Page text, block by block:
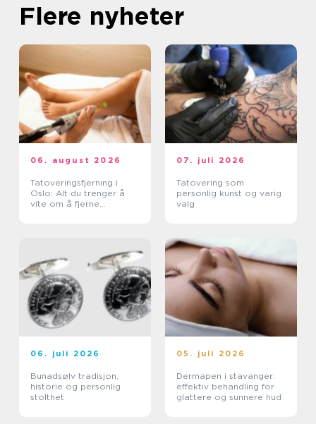
Flere nyheter
06. august 2026
Tatoveringsfjerning i
Oslo: Alt du trenger å
vite om å fjerne
07. juli 2026
Tatovering som
personlig kunst og varig
valg
06. juli 2026
Bunadsølv tradisjon,
historie og personlig
stolthet
05. juli 2026
Dermapen i stavanger:
effektiv behandling for
glattere og sunnere hud